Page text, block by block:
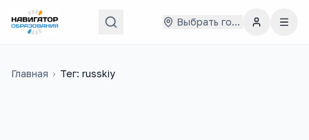
Выбрать город
Главная › Тег: russkiy